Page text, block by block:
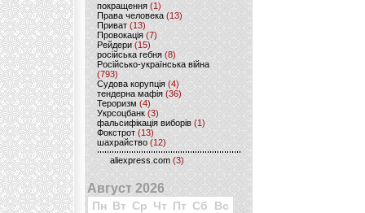
покращення (1)
Права человека(13)
Приват (13)
Провокація (7)
Рейдери (15)
російська гебня (8)
Російсько-українська війна
(793)
Судова корупція (4)
тендерна мафія (36)
Тероризм (4)
Укрсоцбанк (3)
фальсифікація виборів (1)
Фокстрот(13)
шахрайство (12)
aliexpress.com (3)
Август 2026
Пн Вт Ср Чт Пт Сб Вс